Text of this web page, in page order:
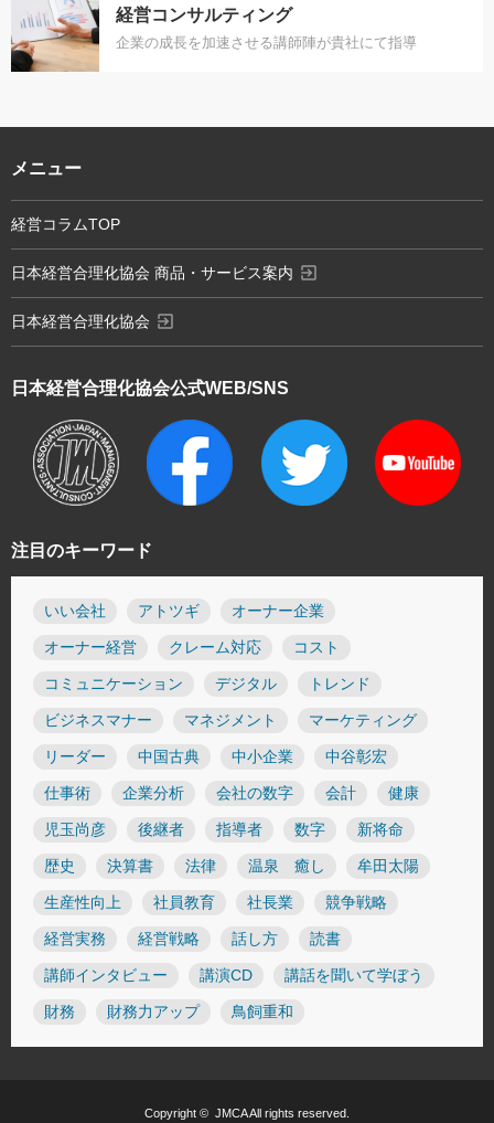
経営コンサルティング
企業の成長を加速させる講師陣が貴社にて指導
注目のキーワード
いい会社 アトツギ オーナー企業
オーナー経営 クレーム対応 コスト
コミュニケーション デジタル トレンド
ビジネスマナー マネジメント マーケティング
リーダー 中国古典 中小企業 中谷彰宏
仕事術 企業分析 会社の数字 会計 健康
児玉尚彦 後継者 指導者 数字 新将命
歴史 決算書 法律 温泉 癒し 牟田太陽
生産性向上 社員教育 社長業 競争戦略
経営実務 経営戦略 話し方 読書
講師インタビュー 講演CD 講話を聞いて学ぼう
財務 財務力アップ 鳥飼重和
日本経営合理化協会公式WEB/SNS
メニュー
経営コラムTOP
日本経営合理化協会 商品・サービス案内 exit_to_app
日本経営合理化協会 exit_to_app
Copyright © JMCAAll rights reserved.